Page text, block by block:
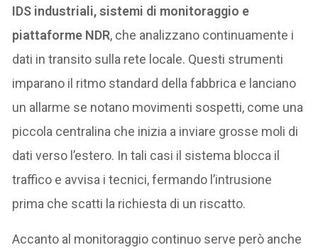
IDS industriali, sistemi di monitoraggio e
piattaforme NDR, che analizzano continuamente i
dati in transito sulla rete locale. Questi strumenti
imparano il ritmo standard della fabbrica e lanciano
un allarme se notano movimenti sospetti, come una
piccola centralina che inizia a inviare grosse moli di
dati verso l’estero. In tali casi il sistema blocca il
traffico e avvisa i tecnici, fermando l’intrusione
prima che scatti la richiesta di un riscatto.
Accanto al monitoraggio continuo serve però anche